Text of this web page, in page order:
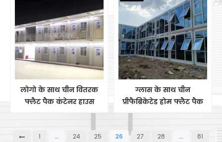
लोगो के साथ चीन वितरक
फ्लैट पैक कंटेनर हाउस
प्रीफैब मॉड्यूलर कंटेनर छोटे
ग्लास के साथ चीन
प्रीफैब्रिकेटेड होम फ्लैट पैक
कंटेनर हाउस और कंटेनर
1 ... 24 25 26 27 28 ... 81